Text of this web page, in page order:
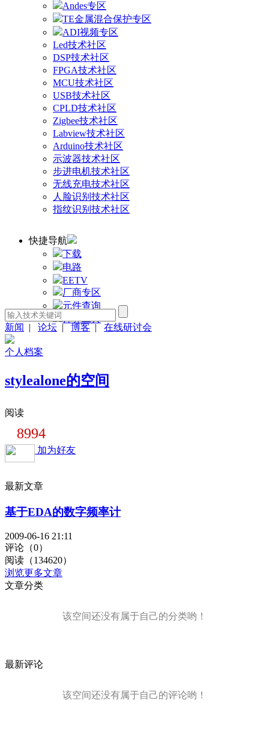
Andes专区
TE金属混合保护专区
ADI视频专区
Led技术社区
DSP技术社区
FPGA技术社区
MCU技术社区
USB技术社区
CPLD技术社区
Zigbee技术社区
Labview技术社区
Arduino技术社区
示波器技术社区
步进电机技术社区
无线充电技术社区
人脸识别技术社区
指纹识别技术社区
快捷导航
下载
电路
EETV
厂商专区
元件查询
计算工具
新闻
| 论坛 | 博客 | 在线研讨会
个人档案
stylealone的空间
阅读
8994
加为好友
最新文章
基于EDA的数字频率计
2009-06-16 21:11
评论（0）
阅读（134620）
浏览更多文章
文章分类
该空间还没有属于自己的分类哟！
最新评论
该空间还没有属于自己的评论哟！